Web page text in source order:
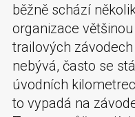
běžně schází
organizace
trailových
nebývá, často se
úvodních
to vypadá na